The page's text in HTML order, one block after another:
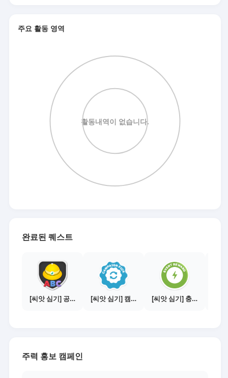
주요 활동 영역
완료된 퀘스트
[씨앗 심기] 공지보기 - 새내기 필수 주의사항 [씨앗 심기] 캠페인 전환하기 [씨앗 심기] 충전소에서 이벤트 1건 이상 참여하기
주력 홍보 캠페인